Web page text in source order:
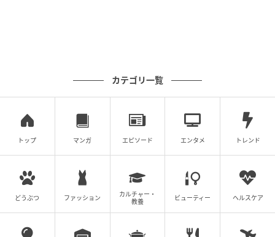
カテゴリ一覧
トップ マンガ エピソード エンタメ トレンド
どうぶつ ファッション
カルチャー・
教養
ビューティー ヘルスケア